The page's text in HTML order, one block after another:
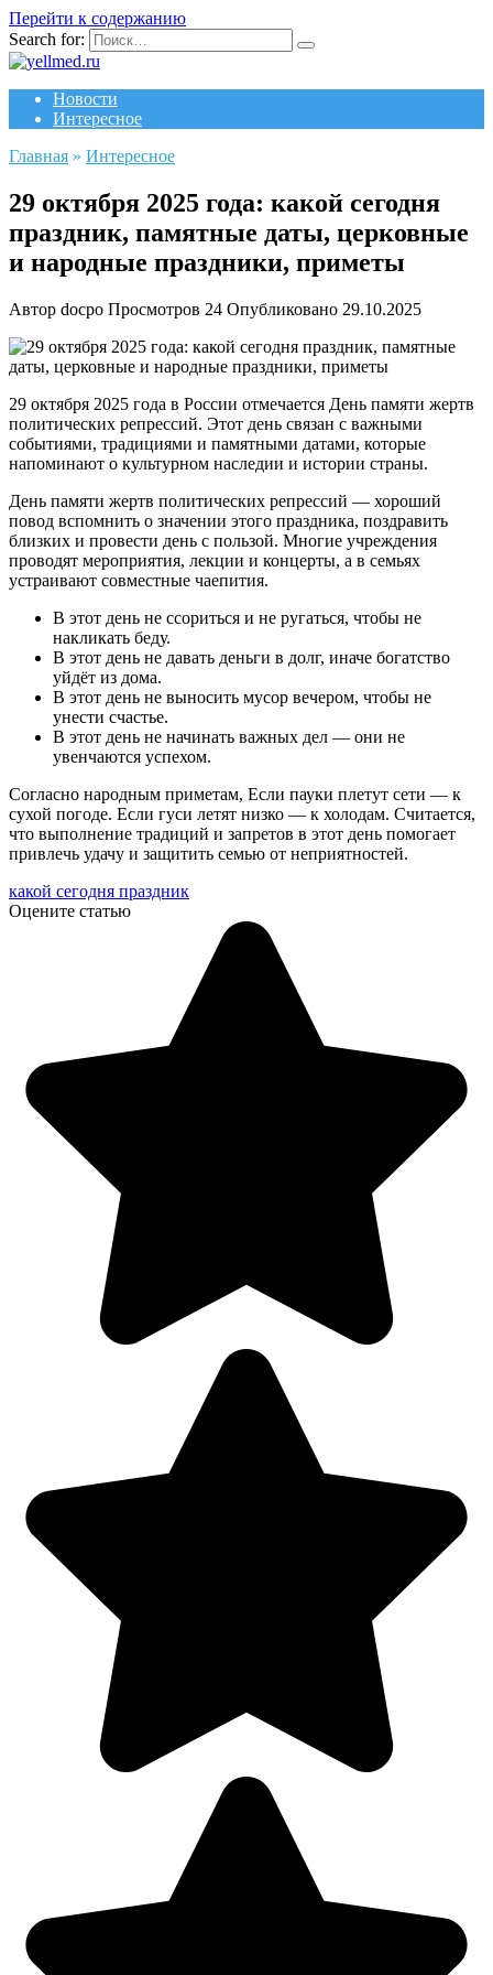
Перейти к содержанию
Search for:
Новости
Интересное
Главная » Интересное
29 октября 2025 года: какой сегодня
праздник, памятные даты, церковные
и народные праздники, приметы
Автор docpo Просмотров 24 Опубликовано 29.10.2025
29 октября 2025 года в России отмечается День памяти жертв
политических репрессий. Этот день связан с важными
событиями, традициями и памятными датами, которые
напоминают о культурном наследии и истории страны.
День памяти жертв политических репрессий — хороший
повод вспомнить о значении этого праздника, поздравить
близких и провести день с пользой. Многие учреждения
проводят мероприятия, лекции и концерты, а в семьях
устраивают совместные чаепития.
В этот день не ссориться и не ругаться, чтобы не
накликать беду.
В этот день не давать деньги в долг, иначе богатство
уйдёт из дома.
В этот день не выносить мусор вечером, чтобы не
унести счастье.
В этот день не начинать важных дел — они не
увенчаются успехом.
Согласно народным приметам, Если пауки плетут сети — к
сухой погоде. Если гуси летят низко — к холодам. Считается,
что выполнение традиций и запретов в этот день помогает
привлечь удачу и защитить семью от неприятностей.
какой сегодня праздник
Оцените статью